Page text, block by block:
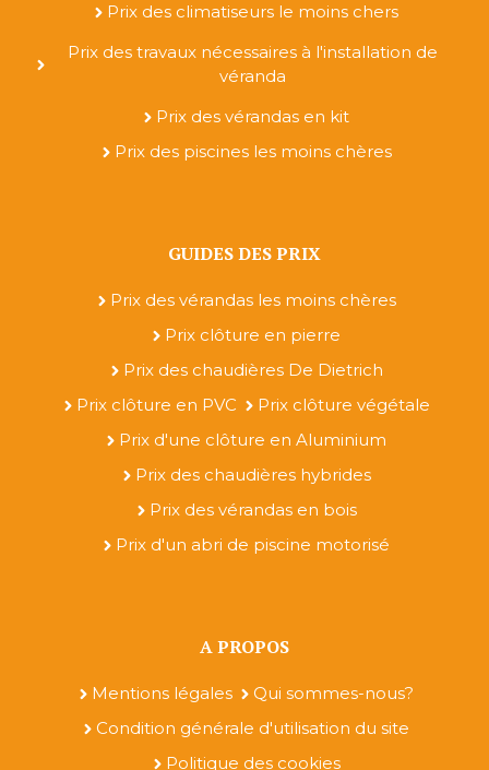
Prix des climatiseurs le moins chers
Prix des travaux nécessaires à l'installation de
véranda
Prix des vérandas en kit
Prix des piscines les moins chères
GUIDES DES PRIX
Prix des vérandas les moins chères
Prix clôture en pierre
Prix des chaudières De Dietrich
Prix clôture en PVC
Prix clôture végétale
Prix d'une clôture en Aluminium
Prix des chaudières hybrides
Prix des vérandas en bois
Prix d'un abri de piscine motorisé
A PROPOS
Mentions légales
Qui sommes-nous?
Condition générale d'utilisation du site
Politique des cookies